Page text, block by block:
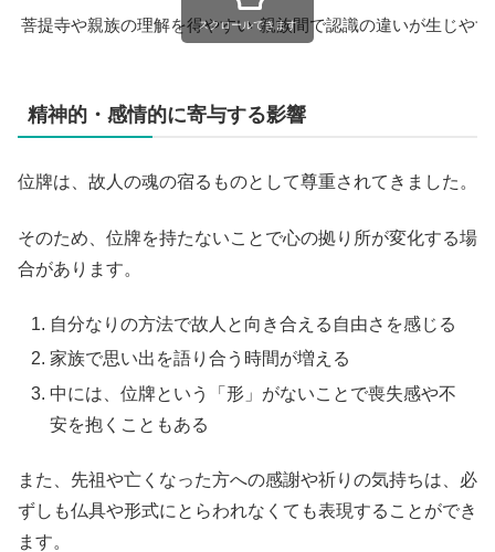
菩提寺や親族の理解を得やすい 親族間で認識の違いが生じやす
スクロールできます
精神的・感情的に寄与する影響
位牌は、故人の魂の宿るものとして尊重されてきました。
そのため、位牌を持たないことで心の拠り所が変化する場
合があります。
自分なりの方法で故人と向き合える自由さを感じる
家族で思い出を語り合う時間が増える
中には、位牌という「形」がないことで喪失感や不
安を抱くこともある
また、先祖や亡くなった方への感謝や祈りの気持ちは、必
ずしも仏具や形式にとらわれなくても表現することができ
ます。